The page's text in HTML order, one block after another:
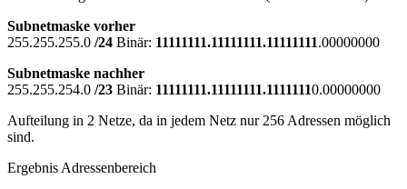
Subnetmaske vorher
255.255.255.0 /24 Binär: 11111111.11111111.11111111.00000000
Subnetmaske nachher
255.255.254.0 /23 Binär: 11111111.11111111.11111110.00000000
Aufteilung in 2 Netze, da in jedem Netz nur 256 Adressen möglich
sind.
Ergebnis Adressenbereich